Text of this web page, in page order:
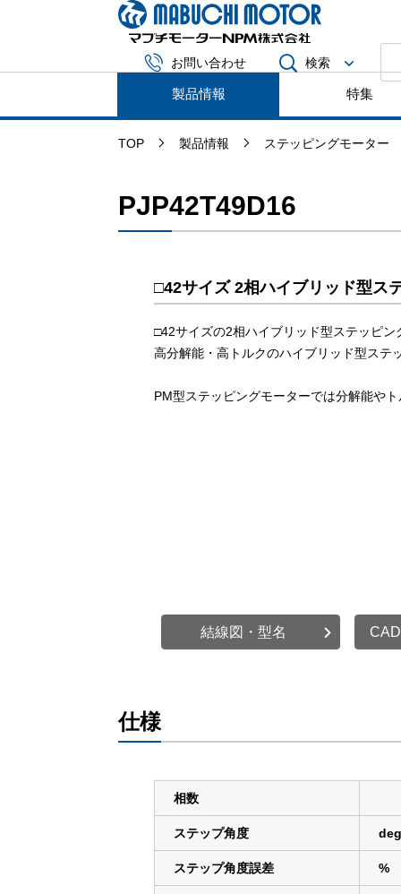
お問い合わせ 検索
製品情報 特集
TOP 製品情報 ステッピングモーター
PJP42T49D16
□42サイズ 2相ハイブリッド型ス
□42サイズの2相ハイブリッド型ステッピン
高分解能・高トルクのハイブリッド型ステ
PM型ステッピングモーターでは分解能や
結線図・型名
仕様
相数
ステップ角度
ステップ角度誤差 %